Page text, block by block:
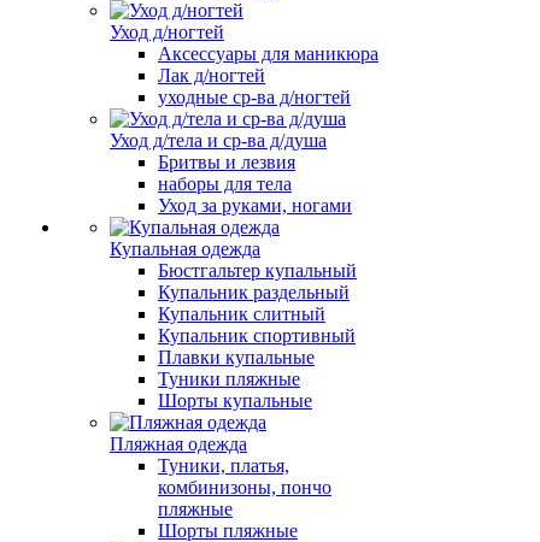
Уход д/ногтей
Аксессуары для маникюра
Лак д/ногтей
уходные ср-ва д/ногтей
Уход д/тела и ср-ва д/душа
Бритвы и лезвия
наборы для тела
Уход за руками, ногами
Купальная одежда
Бюстгальтер купальный
Купальник раздельный
Купальник слитный
Купальник спортивный
Плавки купальные
Туники пляжные
Шорты купальные
Пляжная одежда
Туники, платья,
комбинизоны, пончо
пляжные
Шорты пляжные